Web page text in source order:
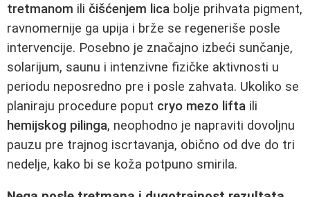
tretmanom ili čišćenjem lica bolje prihvata pigment,
ravnomernije ga upija i brže se regeneriše posle
intervencije. Posebno je značajno izbeći sunčanje,
solarijum, saunu i intenzivne fizičke aktivnosti u
periodu neposredno pre i posle zahvata. Ukoliko se
planiraju procedure poput cryo mezo lifta ili
hemijskog pilinga, neophodno je napraviti dovoljnu
pauzu pre trajnog iscrtavanja, obično od dve do tri
nedelje, kako bi se koža potpuno smirila.